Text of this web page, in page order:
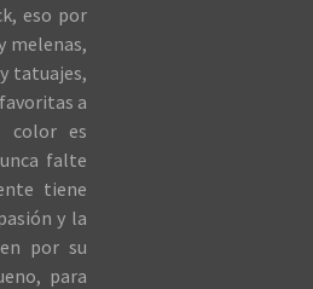
eso por
melenas,
tatuajes,
a
color es
falte
tiene
y la
por su
para